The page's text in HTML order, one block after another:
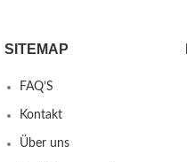
SITEMAP
FAQ’S
Kontakt
Über uns